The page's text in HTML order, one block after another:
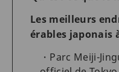
Les meilleurs
érables japonais
Parc Meiji-